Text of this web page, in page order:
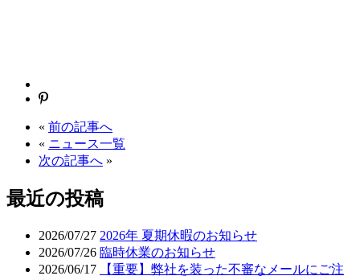
« 前の記事へ
« ニュース一覧
次の記事へ »
最近の投稿
2026/07/27 2026年 夏期休暇のお知らせ
2026/07/26 臨時休業のお知らせ
2026/06/17
【重要】弊社を装った不審なメールにご注